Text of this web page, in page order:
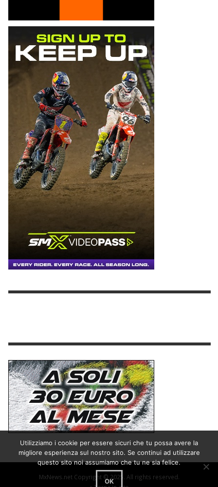
MxNews.net Copyright © 2025. All rights reserved.
Utilizziamo i cookie per essere sicuri che tu possa avere la
migliore esperienza sul nostro sito. Se continui ad utilizzare
questo sito noi assumiamo che tu ne sia felice.
OK